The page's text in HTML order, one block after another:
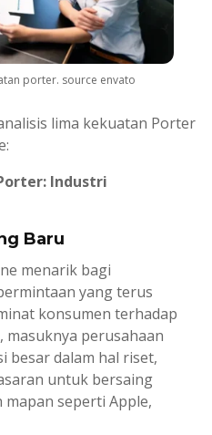
porter. source envato
lima kekuatan Porter
Industri
Baru
menarik bagi
yang terus
konsumen terhadap
perusahaan
besar dalam hal riset,
untuk bersaing
seperti Apple,